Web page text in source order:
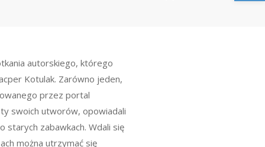
autorskiego, którego
Kotulak. Zarówno jeden,
przez portal
swoich utworów, opowiadali
starych zabawkach. Wdali się
można utrzymać się